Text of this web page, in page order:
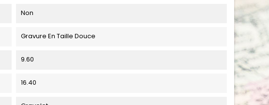
Non
Gravure En Taille Douce
9.60
16.40